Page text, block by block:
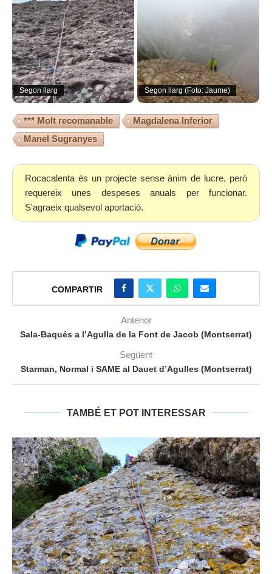
Segon llarg Segon llarg (Foto: Jaume)
*** Molt recomanable
Magdalena Inferior
Manel Sugranyes
Rocacalenta és un projecte sense ànim de lucre, però
requereix unes despeses anuals per funcionar.
S'agraeix qualsevol aportació.
COMPARTIR
Anterior
Sala-Baqués a l’Agulla de la Font de Jacob (Montserrat)
Següent
Starman, Normal i SAME al Dauet d’Agulles (Montserrat)
TAMBÉ ET POT INTERESSAR